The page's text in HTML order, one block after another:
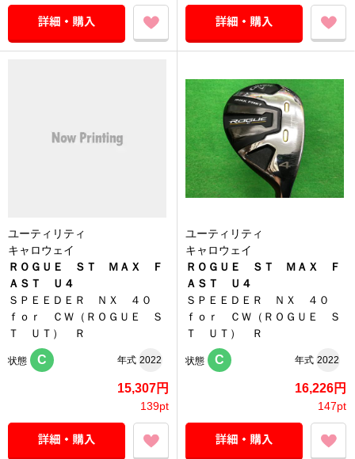
ユーティリティ
キャロウェイ
ＲＯＧＵＥ ＳＴ ＭＡＸ Ｆ
ＡＳＴ Ｕ４
ＳＰＥＥＤＥＲ ＮＸ ４０
ｆｏｒ ＣＷ（ＲＯＧＵＥ Ｓ
Ｔ ＵＴ） Ｒ
状態 C 年式 2022
15,307円
139pt
ユーティリティ
キャロウェイ
ＲＯＧＵＥ ＳＴ ＭＡＸ Ｆ
ＡＳＴ Ｕ４
ＳＰＥＥＤＥＲ ＮＸ ４０
ｆｏｒ ＣＷ（ＲＯＧＵＥ Ｓ
Ｔ ＵＴ） Ｒ
状態 C 年式 2022
16,226円
147pt